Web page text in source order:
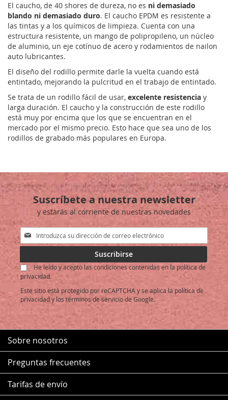
El caucho, de 40 shores de dureza, no es ni demasiado
blando ni demasiado duro. El caucho EPDM es resistente a
las tintas y a los químicos de limpieza. Cuenta con una
estructura resistente, un mango de polipropileno, un núcleo
de aluminio, un eje cotínuo de acero y rodamientos de nailon
auto lubricantes.
El diseño del rodillo permite darle la vuelta cuando está
entintado, mejorando la pulcritud en el trabajo de entintado.
Se trata de un rodillo fácil de usar, excelente resistencia y
larga duración. El caucho y la construcción de este rodillo
está muy por encima que los que se encuentran en el
mercado por el mismo precio. Esto hace que sea uno de los
rodillos de grabado más populares en Europa.
Suscríbete a nuestra newsletter
y estarás al corriente de nuestras novedades
Inscríbase
a
boletín
de
noticias:
Suscribirse
He leído y acepto las condiciones contenidas en la política de
privacidad.
Este sitio está protegido por reCAPTCHA y se aplica la política de
privacidady los términos de serviciode Google.
Sobre nosotros
Preguntas frecuentes
Tarifas de envío